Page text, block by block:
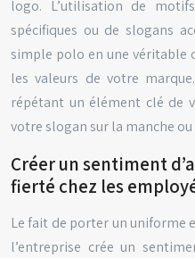
logo. L’utilisation de
spécifiques ou de slogans
simple polo en une véritable
les valeurs de votre
répétant un élément clé de
votre slogan sur la manche ou
Créer un sentiment
fierté chez les
Le fait de porter un uniforme
l’entreprise crée un